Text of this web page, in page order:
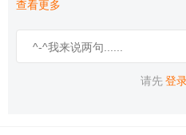
查看更多
请先登